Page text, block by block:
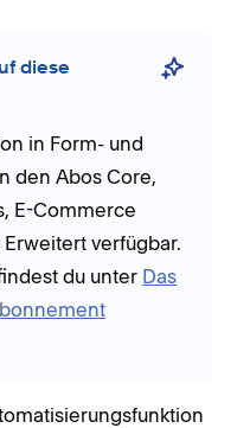
diese
in Form- und
den Abos Core,
E-Commerce
verfügbar.
du unter Das